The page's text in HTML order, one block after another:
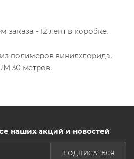
- 12 лент в коробке.
полимеров винилхлорида,
30 метров.
наших акций и новостей
ПОДПИСАТЬСЯ